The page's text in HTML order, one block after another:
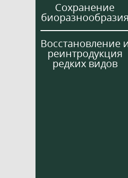
Сохранение
Восстановление
реинтродукция
редких видов